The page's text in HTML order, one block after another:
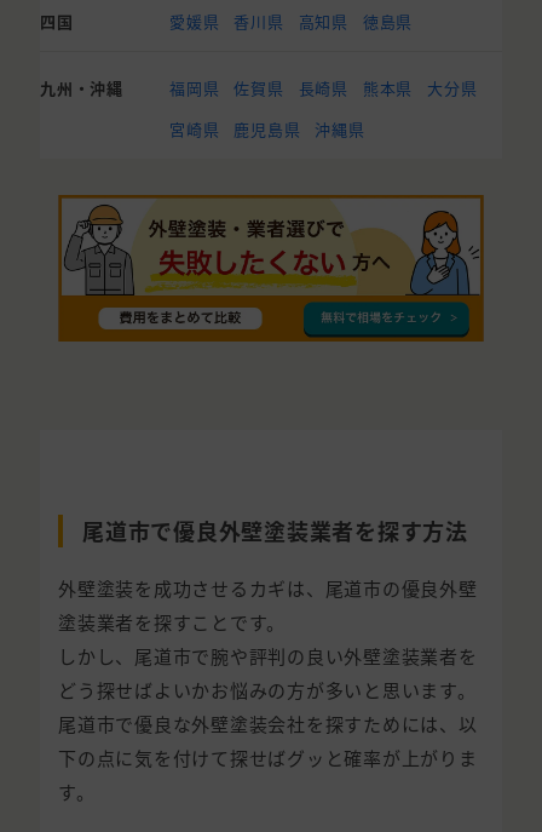
四国 愛媛県 香川県 高知県 徳島県
九州・沖縄 福岡県 佐賀県 長崎県 熊本県
大分県
宮崎県
鹿児島県 沖縄県
尾道市で優良外壁塗装業者を探す方法
外壁塗装を成功させるカギは、尾道市の優良外壁
塗装業者を探すことです。
しかし、尾道市で腕や評判の良い外壁塗装業者を
どう探せばよいかお悩みの方が多いと思います。
尾道市で優良な外壁塗装会社を探すためには、以
下の点に気を付けて探せばグッと確率が上がりま
す。